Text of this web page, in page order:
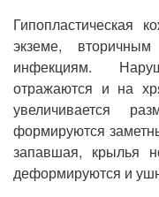
Гипопластическая
экземе,
инфекциям.
отражаются и на
увеличивается
формируются
запавшая, крылья
деформируются и